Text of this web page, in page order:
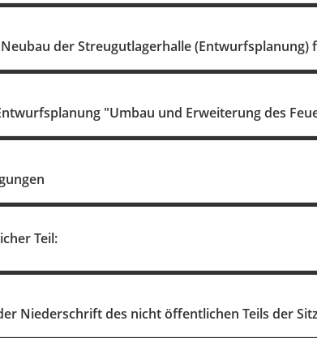
der Streugutlagerhalle
"Umbau und Erweiterung des
Teil:
Niederschrift des nicht öffentlichen Teils der